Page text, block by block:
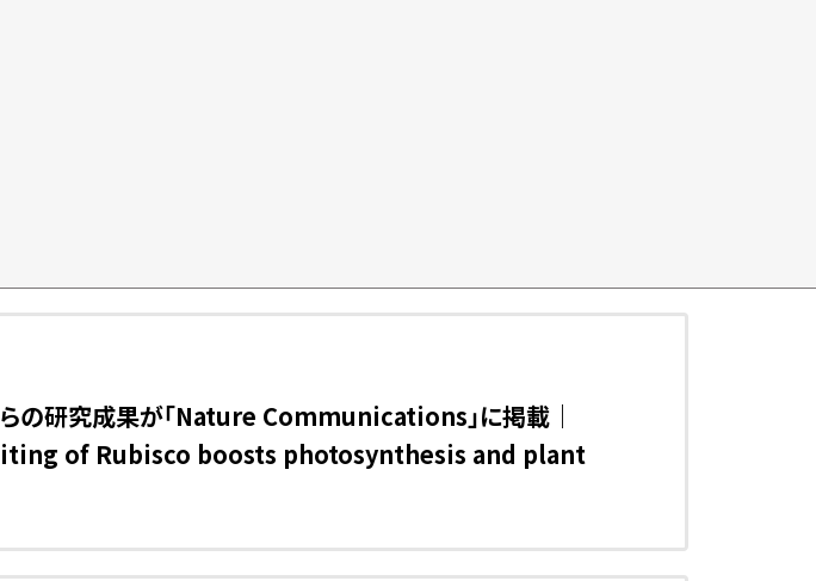
の研究成果が「Nature Communications」に掲載｜
of Rubisco boosts photosynthesis and plant